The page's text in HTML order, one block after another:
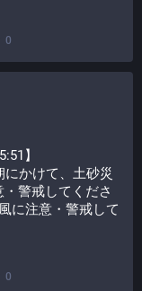
0
】
かけて、土砂災
警戒してくださ
に注意・警戒して
0